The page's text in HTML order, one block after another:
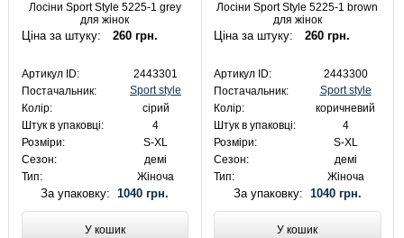
Лосіни Sport Style 5225-1 grey
для жінок
Ціна за штуку: 260 грн.
Артикул ID:
2443301
Постачальник:
Sport style
Колір:
сірий
Штук в упаковці:
4
Розміри:
S-XL
Сезон:
демі
Тип:
Жіноча
За упаковку:1040 грн.
У кошик
Лосіни Sport Style 5225-1 brown
для жінок
Ціна за штуку: 260 грн.
Артикул ID:
2443300
Постачальник:
Sport style
Колір:
коричневий
Штук в упаковці:
4
Розміри:
S-XL
Сезон:
демі
Тип:
Жіноча
За упаковку: 1040 грн.
У кошик